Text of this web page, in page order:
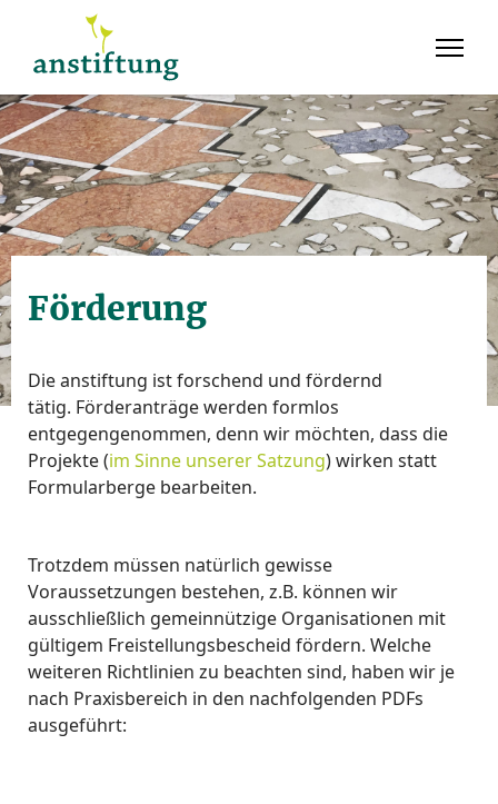
Förderung
Die anstiftung ist forschend und fördernd
tätig. Förderanträge werden formlos
entgegengenommen, denn wir möchten, dass die
Projekte (im Sinne unserer Satzung) wirken statt
Formularberge bearbeiten.
Trotzdem müssen natürlich gewisse
Voraussetzungen bestehen, z.B. können wir
ausschließlich gemeinnützige Organisationen mit
gültigem Freistellungsbescheid fördern. Welche
weiteren Richtlinien zu beachten sind, haben wir je
nach Praxisbereich in den nachfolgenden PDFs
ausgeführt: